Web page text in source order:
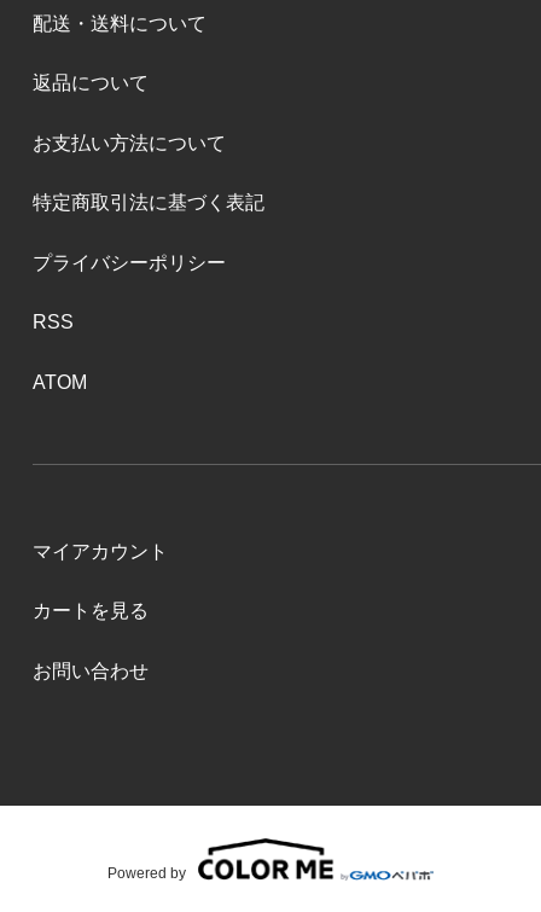
配送・送料について
返品について
お支払い方法について
特定商取引法に基づく表記
プライバシーポリシー
RSS
ATOM
マイアカウント
カートを見る
お問い合わせ
Powered by